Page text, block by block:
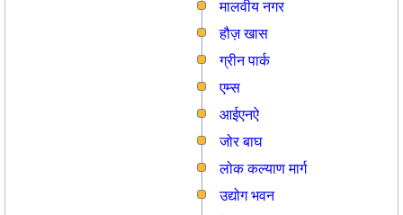
मालवीय नगर
हौज़ खास
ग्रीन पार्क
एम्स
आईएनऐ
जोर बाघ
लोक कल्याण मार्ग
उद्योग भवन